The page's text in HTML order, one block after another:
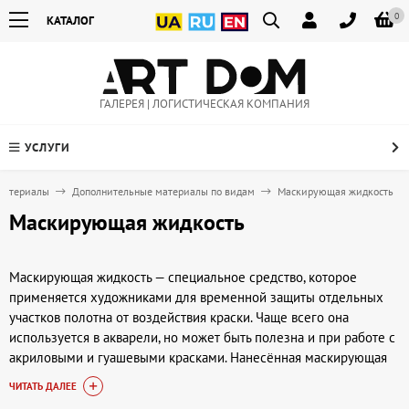
0
КАТАЛОГ
ГАЛЕРЕЯ | ЛОГИСТИЧЕСКАЯ КОМПАНИЯ
УСЛУГИ
Дополнительные материалы по видам Маскирующая жидкость
Маскирующая жидкость
Маскирующая жидкость — специальное средство, которое
применяется художниками для временной защиты отдельных
участков полотна от воздействия краски. Чаще всего она
используется в акварели, но может быть полезна и при работе с
акриловыми и гуашевыми красками. Нанесённая маскирующая
жидкость создает барьер, который предотвращает смешивание
цвета на тех местах, где необходимо сохранить свет или детали.
ЧИТАТЬ ДАЛЕЕ